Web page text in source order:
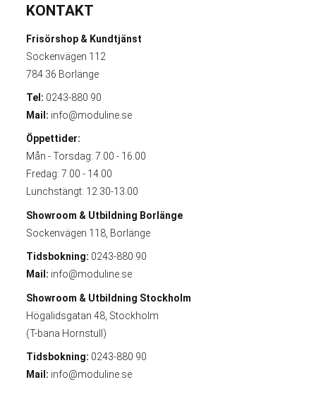
KONTAKT
Frisörshop & Kundtjänst
Sockenvägen 112
784 36 Borlänge
Tel: 0243-880 90
Mail: info@moduline.se
Öppettider:
Mån - Torsdag: 7.00 - 16.00
Fredag: 7.00 - 14.00
Lunchstängt: 12.30-13.00
Showroom & Utbildning Borlänge
Sockenvägen 118, Borlänge
Tidsbokning: 0243-880 90
Mail: info@moduline.se
Showroom & Utbildning Stockholm
Högalidsgatan 48, Stockholm
(T-bana Hornstull)
Tidsbokning: 0243-880 90
Mail: info@moduline.se